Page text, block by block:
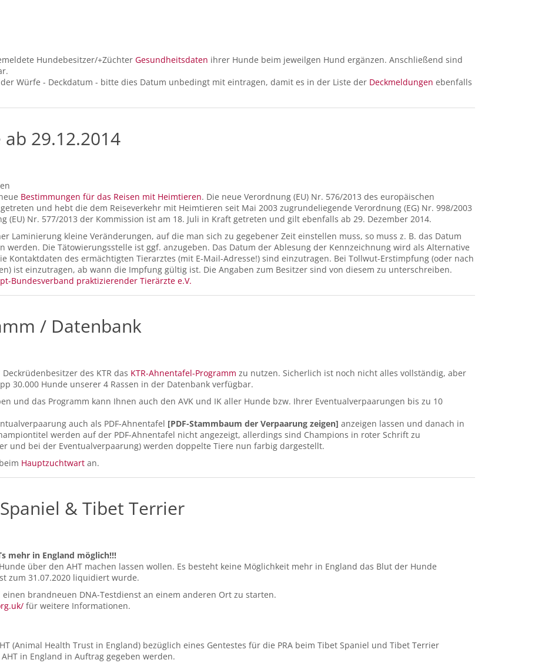
Hundebesitzer/+Züchter Gesundheitsdaten ihrer Hunde beim jeweilgen Hund ergänzen. Anschließend sind
Würfe - Deckdatum - bitte dies Datum unbedingt mit eintragen, damit es in der Liste der Deckmeldungen ebenfalls
29.12.2014
Bestimmungen für das Reisen mit Heimtieren. Die neue Verordnung (EU) Nr. 576/2013 des europäischen
und hebt die dem Reiseverkehr mit Heimtieren seit Mai 2003 zugrundeliegende Verordnung (EG) Nr. 998/2003
Nr. 577/2013 der Kommission ist am 18. Juli in Kraft getreten und gilt ebenfalls ab 29. Dezember 2014.
Laminierung kleine Veränderungen, auf die man sich zu gegebener Zeit einstellen muss, so muss z. B. das Datum
werden. Die Tätowierungsstelle ist ggf. anzugeben. Das Datum der Ablesung der Kennzeichnung wird als Alternative
Kontaktdaten des ermächtigten Tierarztes (mit E-Mail-Adresse!) sind einzutragen. Bei Tollwut-Erstimpfung (oder nach
ist einzutragen, ab wann die Impfung gültig ist. Die Angaben zum Besitzer sind von diesem zu unterschreiben.
Bundesverband praktizierender Tierärzte e.V.
/ Datenbank
des KTR das KTR-Ahnentafel-Programm zu nutzen. Sicherlich ist noch nicht alles vollständig, aber
30.000 Hunde unserer 4 Rassen in der Datenbank verfügbar.
und das Programm kann Ihnen auch den AVK und IK aller Hunde bzw. Ihrer Eventualverpaarungen bis zu 10
auch als PDF-Ahnentafel [PDF-Stammbaum der Verpaarung zeigen] anzeigen lassen und danach in
werden auf der PDF-Ahnentafel nicht angezeigt, allerdings sind Champions in roter Schrift zu
und bei der Eventualverpaarung) werden doppelte Tiere nun farbig dargestellt.
Hauptzuchtwart an.
& Tibet Terrier
mehr in England möglich!!!
über den AHT machen lassen wollen. Es besteht keine Möglichkeit mehr in England das Blut der Hunde
zum 31.07.2020 liquidiert wurde.
brandneuen DNA-Testdienst an einem anderen Ort zu starten.
für weitere Informationen.
(Animal Health Trust in England) bezüglich eines Gentestes für die PRA beim Tibet Spaniel und Tibet Terrier
in England in Auftrag gegeben werden.